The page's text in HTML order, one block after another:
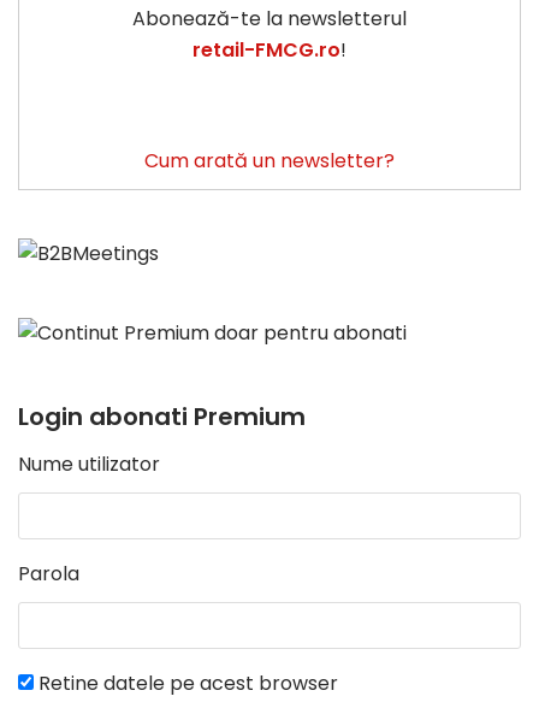
Abonează-te la newsletterul
retail-FMCG.ro!
Cum arată un newsletter?
Login abonati Premium
Nume utilizator
Parola
Retine datele pe acest browser